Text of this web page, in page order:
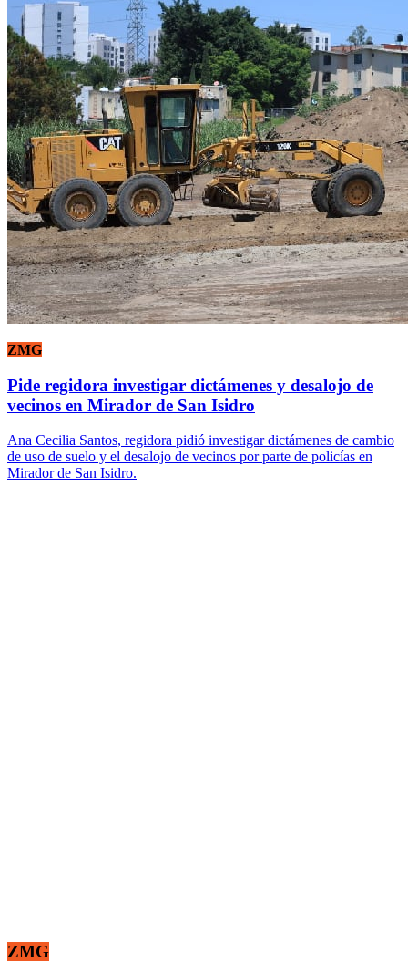
ZMG
Pide regidora investigar dictámenes y desalojo de
vecinos en Mirador de San Isidro
Ana Cecilia Santos, regidora pidió investigar dictámenes de cambio
de uso de suelo y el desalojo de vecinos por parte de policías en
Mirador de San Isidro.
ZMG